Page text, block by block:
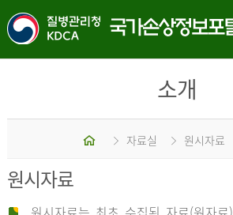
소개
홈 자료실 원시자료
원시자료